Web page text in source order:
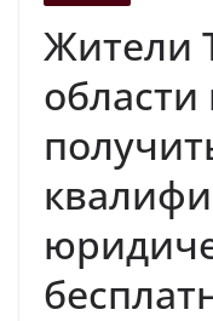
Жители
области